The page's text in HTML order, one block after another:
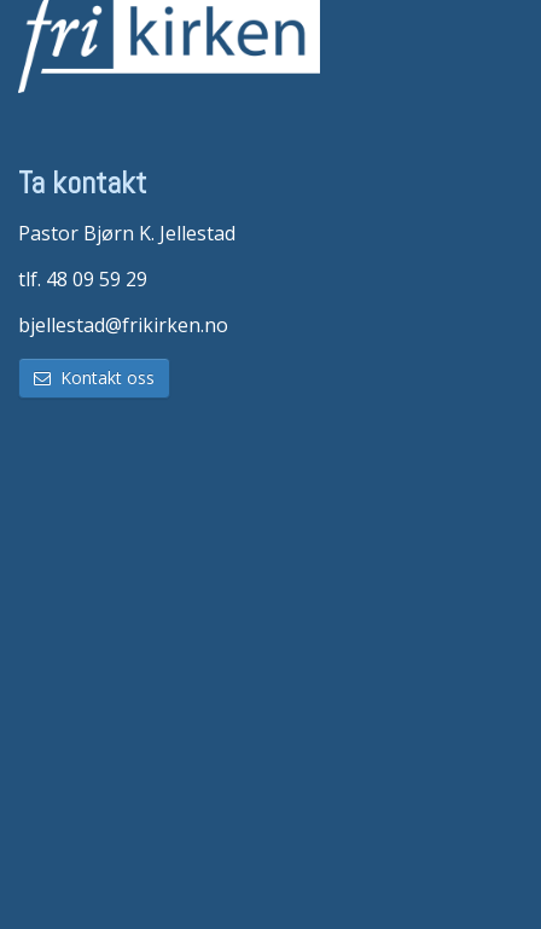
Ta kontakt
Pastor Bjørn K. Jellestad
tlf. 48 09 59 29
bjellestad@frikirken.no
Kontakt oss